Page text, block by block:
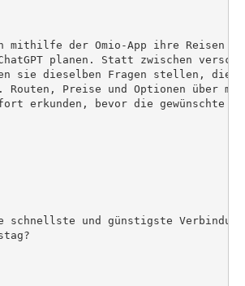
mithilfe der Omio-App ihre Reisen
planen. Statt zwischen
sie dieselben Fragen stellen, die
Routen, Preise und Optionen über
erkunden, bevor die gewünschte
schnellste und günstigste